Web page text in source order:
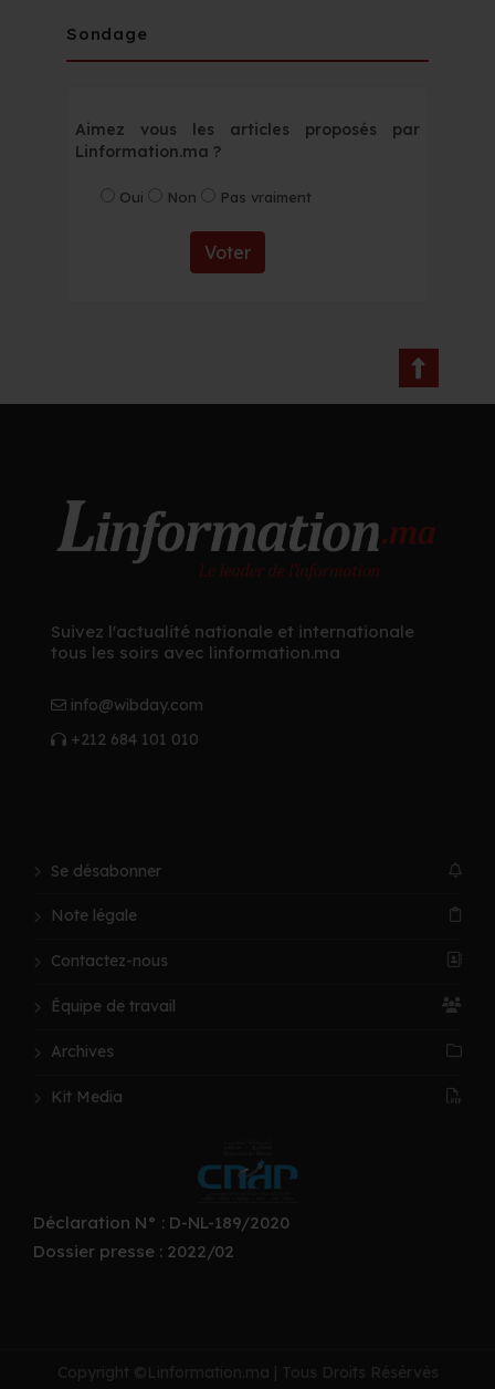
Sondage
Aimez vous les articles proposés par
Linformation.ma ?
Oui Non Pas vraiment
Voter
Suivez l'actualité nationale et internationale
tous les soirs avec linformation.ma
info@wibday.com
+212 684 101 010
Se désabonner
Note légale
Contactez-nous
Équipe de travail
Archives
Kit Media
Déclaration N° : D-NL-189/2020
Dossier presse : 2022/02
Copyright ©Linformation.ma | Tous Droits Résérvés